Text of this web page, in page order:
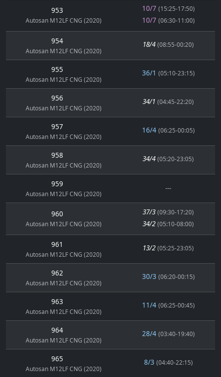
953
Autosan M12LF CNG (2020)
10/7 (15:25-17:50)
10/7 (06:30-11:00)
954
Autosan M12LF CNG (2020)
18/4 (08:55-00:20)
955
Autosan M12LF CNG (2020)
36/1 (05:10-23:15)
956
Autosan M12LF CNG (2020)
34/1 (04:45-22:20)
957
Autosan M12LF CNG (2020)
16/4 (06:25-00:05)
958
Autosan M12LF CNG (2020)
34/4 (05:20-23:05)
959
Autosan M12LF CNG (2020)
---
960
Autosan M12LF CNG (2020)
37/3 (09:30-17:20)
34/2 (05:10-08:00)
961
Autosan M12LF CNG (2020)
13/2 (05:25-23:05)
962
Autosan M12LF CNG (2020)
30/3 (06:20-00:15)
963
Autosan M12LF CNG (2020)
11/4 (06:25-00:45)
964
Autosan M12LF CNG (2020)
28/4 (03:40-19:40)
965
Autosan M12LF CNG (2020)
8/3 (04:40-22:15)